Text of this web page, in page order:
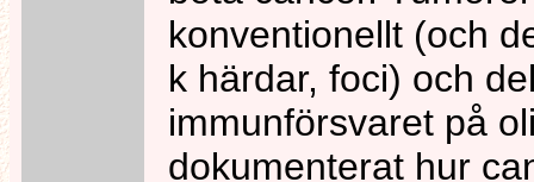
konventionellt (och
k härdar, foci) och
immunförsvaret på
dokumenterat hur